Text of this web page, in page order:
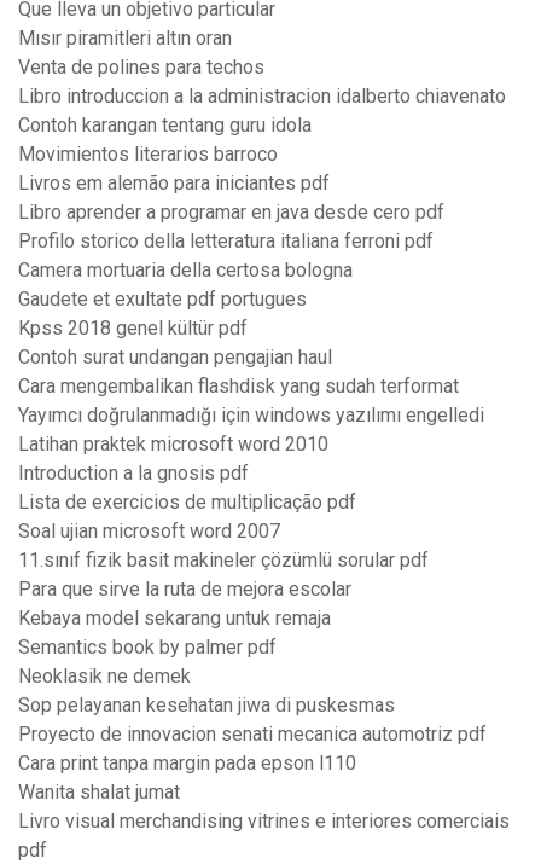
Que lleva un objetivo particular
Mısır piramitleri altın oran
Venta de polines para techos
Libro introduccion a la administracion idalberto chiavenato
Contoh karangan tentang guru idola
Movimientos literarios barroco
Livros em alemão para iniciantes pdf
Libro aprender a programar en java desde cero pdf
Profilo storico della letteratura italiana ferroni pdf
Camera mortuaria della certosa bologna
Gaudete et exultate pdf portugues
Kpss 2018 genel kültür pdf
Contoh surat undangan pengajian haul
Cara mengembalikan flashdisk yang sudah terformat
Yayımcı doğrulanmadığı için windows yazılımı engelledi
Latihan praktek microsoft word 2010
Introduction a la gnosis pdf
Lista de exercicios de multiplicação pdf
Soal ujian microsoft word 2007
11.sınıf fizik basit makineler çözümlü sorular pdf
Para que sirve la ruta de mejora escolar
Kebaya model sekarang untuk remaja
Semantics book by palmer pdf
Neoklasik ne demek
Sop pelayanan kesehatan jiwa di puskesmas
Proyecto de innovacion senati mecanica automotriz pdf
Cara print tanpa margin pada epson l110
Wanita shalat jumat
Livro visual merchandising vitrines e interiores comerciais
pdf